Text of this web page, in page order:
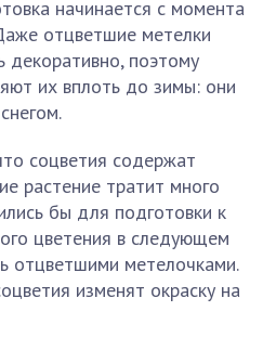
начинается с момента
отцветшие метелки
декоративно, поэтому
их вплоть до зимы: они
соцветия содержат
растение тратит много
бы для подготовки к
цветения в следующем
отцветшими метелочками.
изменят окраску на